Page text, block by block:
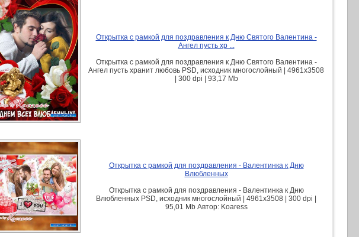
Открытка с рамкой для поздравления к Дню Святого Валентина -
Ангел пусть хр ...
Открытка с рамкой для поздравления к Дню Святого Валентина -
Ангел пусть хранит любовь PSD, исходник многослойный | 4961x3508
| 300 dpi | 93,17 Mb
Открытка с рамкой для поздравления - Валентинка к Дню
Влюбленных
Открытка с рамкой для поздравления - Валентинка к Дню
Влюбленных PSD, исходник многослойный | 4961x3508 | 300 dpi |
95,01 Mb Автор: Koaress